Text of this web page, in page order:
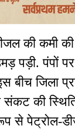
की कमी
पड़ी. पंपों
बीच जिला
संकट की
से पेट्रोल-